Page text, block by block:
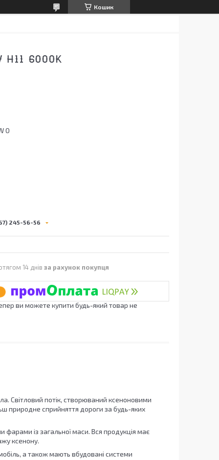
Кошик
6000K
O
245-56-56
14 днів за рахунок покупця
ви можете купити будь-який товар не
Світловий потік, створюваний ксеноновими
природне сприйняття дороги за будь-яких
із загальної маси. Вся продукція має
ксенону.
а також мають вбудовані системи